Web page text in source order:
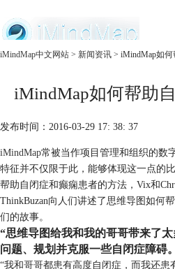
产品
服务
iMindMap中文网站 > 新闻资讯 > iMindMap如
iMindMap如何帮助
发布时间：2016-03-29 17: 38: 37
iMindMap常被当作项目管理和组织的数
特征并不仅限于此，能够体现这一点的
帮助自闭症和癫痫患者的方法，Vix和
ThinkBuzan向人们讲述了思维导图如何
们的故事。
“思维导图给我和我的哥哥带来了
问题、规划并克服一些自闭症障碍
“我和哥哥都患有高度自闭症，而我还